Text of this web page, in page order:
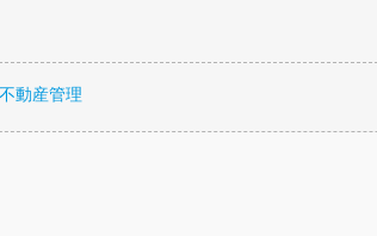
動産管理